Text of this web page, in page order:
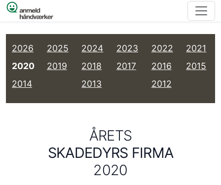
Spring til indhold
2026 2025 2024 2023 2022
2021
2020
2019 2018 2017 2016
2015
2014
2013 2012
ÅRETS
SKADEDYRS FIRMA
2020